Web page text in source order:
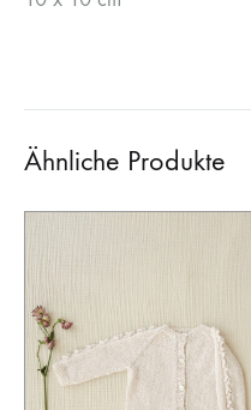
Ähnliche Produkte